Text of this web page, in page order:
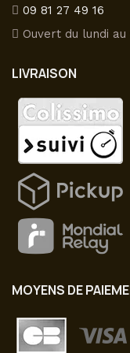
09 81 27 49 16
Ouvert du lundi au
LIVRAISON
MOYENS DE